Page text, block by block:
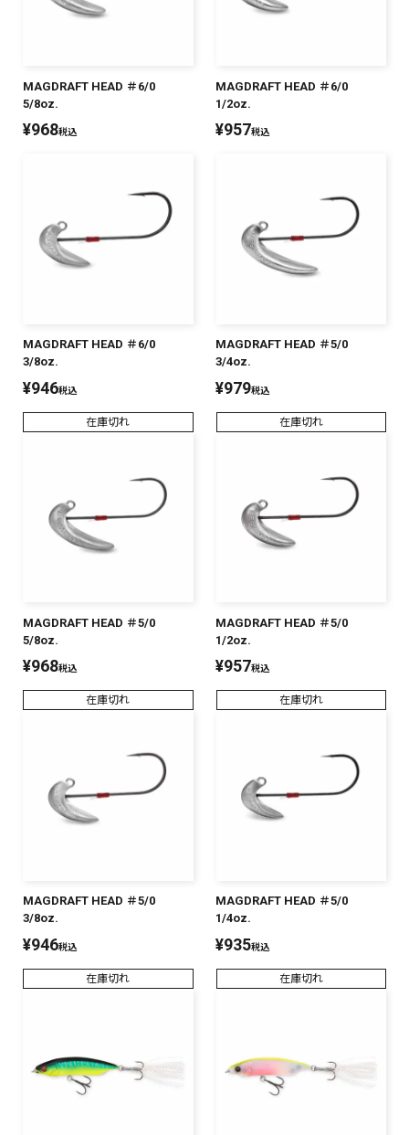
MAGDRAFT HEAD ＃6/0
5/8oz.
¥968税込
MAGDRAFT HEAD ＃6/0
1/2oz.
¥957税込
MAGDRAFT HEAD ＃6/0
3/8oz.
¥946税込
在庫切れ
MAGDRAFT HEAD ＃5/0
3/4oz.
¥979税込
在庫切れ
MAGDRAFT HEAD ＃5/0
5/8oz.
¥968税込
在庫切れ
MAGDRAFT HEAD ＃5/0
1/2oz.
¥957税込
在庫切れ
MAGDRAFT HEAD ＃5/0
3/8oz.
¥946税込
在庫切れ
MAGDRAFT HEAD ＃5/0
1/4oz.
¥935税込
在庫切れ